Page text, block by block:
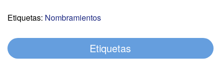
Etiquetas: Nombramientos
Etiquetas